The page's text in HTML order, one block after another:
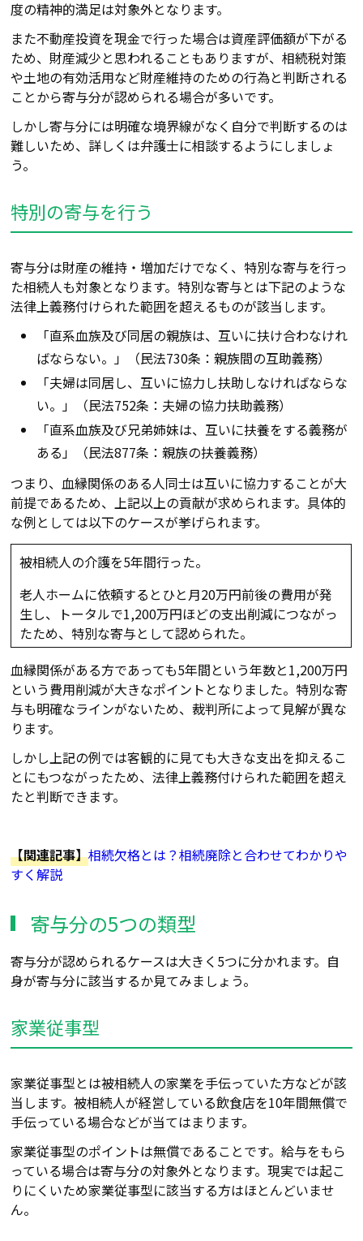
度の精神的満足は対象外となります。
また不動産投資を現金で行った場合は資産評価額が下がる
ため、財産減少と思われることもありますが、相続税対策
や土地の有効活用など財産維持のための行為と判断される
ことから寄与分が認められる場合が多いです。
しかし寄与分には明確な境界線がなく自分で判断するのは
難しいため、詳しくは弁護士に相談するようにしましょ
う。
特別の寄与を行う
寄与分は財産の維持・増加だけでなく、特別な寄与を行っ
た相続人も対象となります。特別な寄与とは下記のような
法律上義務付けられた範囲を超えるものが該当します。
「直系血族及び同居の親族は、互いに扶け合わなけれ
ばならない。」（民法730条：親族間の互助義務）
「夫婦は同居し、互いに協力し扶助しなければならな
い。」（民法752条：夫婦の協力扶助義務）
「直系血族及び兄弟姉妹は、互いに扶養をする義務が
ある」（民法877条：親族の扶養義務）
つまり、血縁関係のある人同士は互いに協力することが大
前提であるため、上記以上の貢献が求められます。具体的
な例としては以下のケースが挙げられます。
被相続人の介護を5年間行った。
老人ホームに依頼すると ひと 月20万円前後の費用が発
生し、トータルで1,200万円ほどの支出削減につながっ
たため、特別な寄与として認められた。
血縁関係がある方であっても5年間という年数と1,200万円
という費用削減が大きなポイントとなりました。特別な寄
与も明確なラインがないため、裁判所によって見解が異な
ります。
しかし上記の例では客観的に見ても大きな支出を抑えるこ
とにもつながったため、法律上義務付けられた範囲を超え
たと判断できます。
【関連記事】相続欠格とは？相続廃除と合わせてわかりや
すく解説
寄与分の5つの類型
寄与分が認められるケースは大きく5つに分かれます。自
身が寄与分に該当するか見てみましょう。
家業従事型
家業従事型とは被相続人の家業を手伝っていた方などが該
当します。被相続人が経営している飲食店を10年間無償で
手伝っている場合などが当てはまります。
家業従事型のポイントは無償であることです。給与をもら
っている場合は寄与分の対象外となります。現実では起こ
りにくいため家業従事型に該当する方はほとんどいませ
ん。